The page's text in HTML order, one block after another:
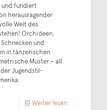
fundiert
herausragender
Welt des
Orchideen,
und
in tänzerischen
Muster – all
Jugendstil-
Weiter lesen